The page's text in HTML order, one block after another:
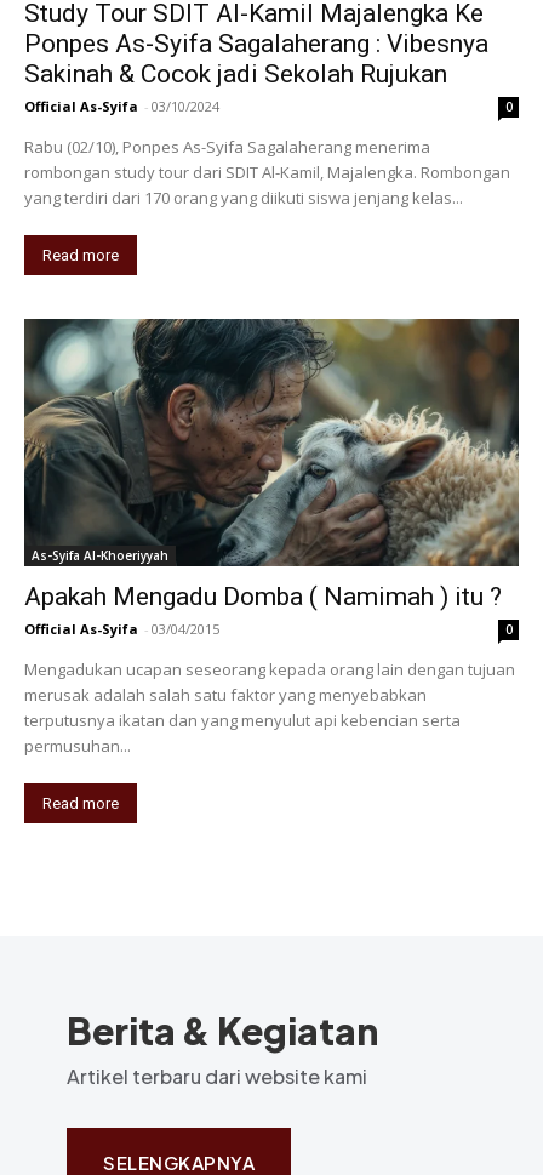
Study Tour SDIT Al-Kamil Majalengka Ke
Ponpes As-Syifa Sagalaherang : Vibesnya
Sakinah & Cocok jadi Sekolah Rujukan
Official As-Syifa - 03/10/2024 0
Rabu (02/10), Ponpes As-Syifa Sagalaherang menerima
rombongan study tour dari SDIT Al-Kamil, Majalengka. Rombongan
yang terdiri dari 170 orang yang diikuti siswa jenjang kelas...
Read more
As-Syifa Al-Khoeriyyah
Apakah Mengadu Domba ( Namimah ) itu ?
Official As-Syifa - 03/04/2015 0
Mengadukan ucapan seseorang kepada orang lain dengan tujuan
merusak adalah salah satu faktor yang menyebabkan
terputusnya ikatan dan yang menyulut api kebencian serta
permusuhan...
Read more
Berita & Kegiatan
Artikel terbaru dari website kami
SELENGKAPNYA